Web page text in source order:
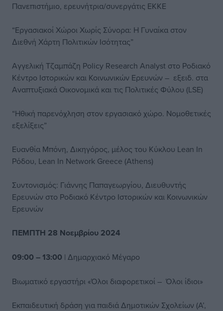
Πανεπιστήμιο, ερευνήτρια/συνεργάτις ΕΚΚΕ
“Εργασιακοί Χώροι Χωρίς Σύνορα: H Γυναίκα στον
∆ιεθνή Χάρτη Πολιτικών Ισότητας”
Αγγελική Τζαµπάζη Policy Research Analyst στο Ροδιακό
Κέντρο Ιστορικών και Κοινωνικών Ερευνών – εξειδ. στα
Αναπτυξιακά Οικονομικά και τις Πολιτικές Φύλου (LSE)
“Ηθική παρενόχληση στον εργασιακό χώρο. Νομοθετικές
εξελίξεις”
Ευανθία Μπόνη, Δικηγόρος, µέλος του Κύκλου Lean In
Ρόδου, Lean In Network Greece (Athens)
Συντονισμός: Γιάννης Παπαγεωργίου, Διευθυντής
Ερευνών στο Ροδιακό Κέντρο Ιστορικών και Κοινωνικών
Ερευνών
ΠΕΜΠΤΗ 28 Νοεμβρίου 2024
09:00 – 13:00 | Δημαρχιακό Μέγαρο
Βιωματικό εργαστήρι «Όλοι διαφορετικοί – Όλοι ίδιοι»
Εκπαιδευτική δράση για παιδιά Δημοτικών Σχολείων (Α’,